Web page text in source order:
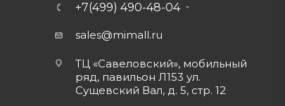
+7(499) 490-48-04
sales@mimall.ru
ТЦ «Савеловский», мобильный
ряд, павильон Л153 ул.
Сущевский Вал, д. 5, стр. 12